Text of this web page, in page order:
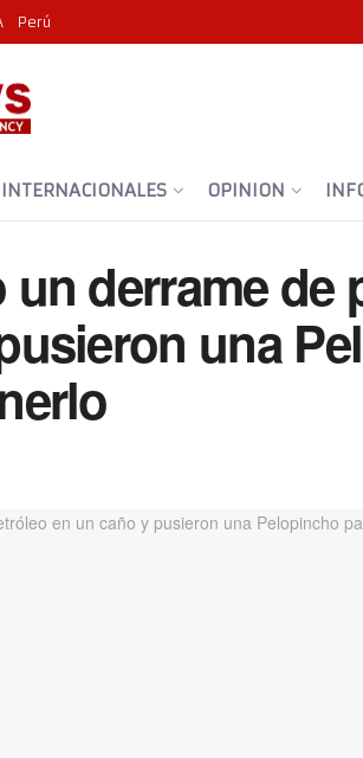
Perú
INTERNACIONALES OPINION
derrame de
una